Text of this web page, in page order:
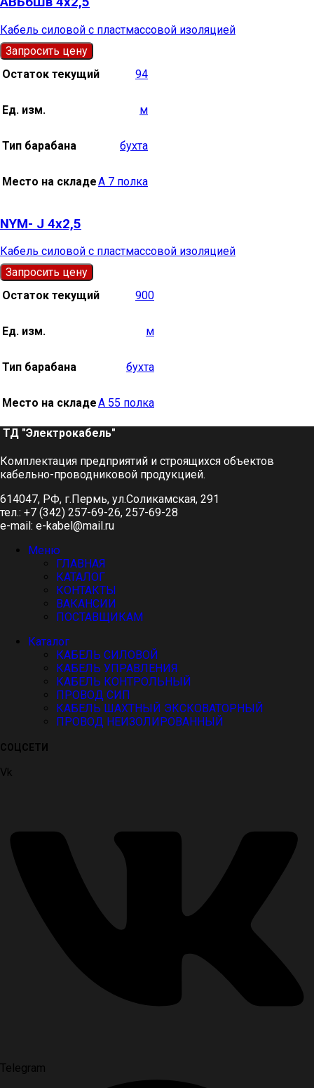
Кабель силовой с пластмассовой изоляцией
Запросить цену
Остаток текущий
94
Ед. изм. м
Тип барабана бухта
Место на складеА 7 полка
NYM- J 4х2,5
Кабель силовой с пластмассовой изоляцией
Запросить цену
Остаток текущий
900
Ед. изм. м
Тип барабана бухта
Место на складеА 55 полка
ТД "Электрокабель"​
Комплектация предприятий и строящихся объектов
кабельно-проводниковой продукцией.
614047, РФ, г.Пермь, ул.Соликамская, 291
тел.: +7 (342) 257-69-26, 257-69-28
e-mail: e-kabel@mail.ru
Меню
ГЛАВНАЯ
КАТАЛОГ
КОНТАКТЫ
ВАКАНСИИ
ПОСТАВЩИКАМ
Каталог
КАБЕЛЬ СИЛОВОЙ
КАБЕЛЬ УПРАВЛЕНИЯ
КАБЕЛЬ КОНТРОЛЬНЫЙ
ПРОВОД СИП
КАБЕЛЬ ШАХТНЫЙ ЭКСКОВАТОРНЫЙ
ПРОВОД НЕИЗОЛИРОВАННЫЙ
СОЦСЕТИ
Vk
Telegram